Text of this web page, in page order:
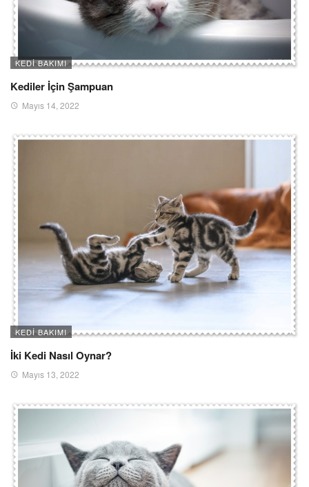
KEDI BAKIMI
Kediler İçin Şampuan
Mayıs 14, 2022
KEDI BAKIMI
İki Kedi Nasıl Oynar?
Mayıs 13, 2022